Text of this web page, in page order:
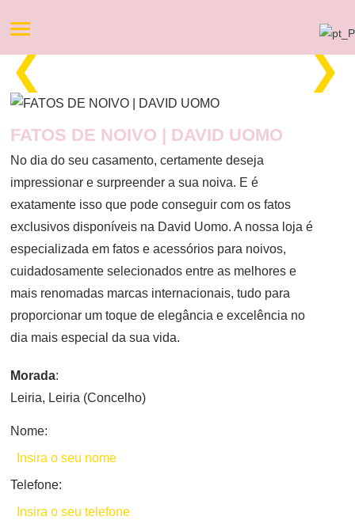
FATOS DE NOIVO | DAVID UOMO
No dia do seu casamento, certamente deseja
impressionar e surpreender a sua noiva. E é
exatamente isso que pode conseguir com os fatos
exclusivos disponíveis na David Uomo. A nossa loja é
especializada em fatos e acessórios para noivos,
cuidadosamente selecionados entre as melhores e
mais renomadas marcas internacionais, tudo para
proporcionar um toque de elegância e excelência no
dia mais especial da sua vida.
Morada:
Leiria, Leiria (Concelho)
Nome:
Telefone:
❮ ❯